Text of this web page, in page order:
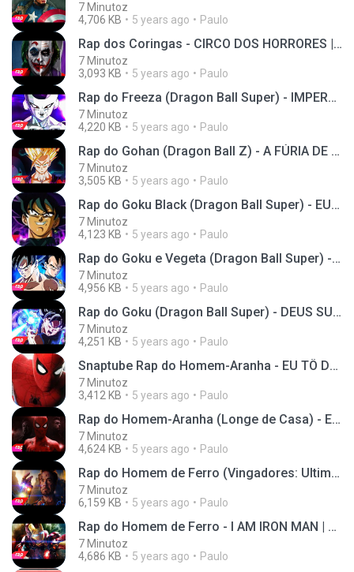
7 Minutoz
4,706 KB
5 years ago Paulo
Rap dos Coringas - CIRCO DOS HORRORES | NERD HITS
7 Minutoz
3,093 KB
5 years ago Paulo
Rap do Freeza (Dragon Ball Super) - IMPERADOR DO UNIVERSO | NERD HITS
7 Minutoz
4,220 KB
5 years ago Paulo
Rap do Gohan (Dragon Ball Z) - A FÚRIA DE UM SAIYAJIN | NERD HITS
7 Minutoz
3,505 KB
5 years ago Paulo
Rap do Goku Black (Dragon Ball Super) - EU SOU A J
7 Minutoz
4,123 KB
5 years ago Paulo
Rap do Goku e Vegeta (Dragon Ball Super) - O HOMEM MAIS FORTE DO UNIVERSO | NERD HITS
7 Minutoz
4,956 KB
5 years ago Paulo
Rap do Goku (Dragon Ball Super) - DEUS SUPER SAIYAJIN | NERD HITS
7 Minutoz
4,251 KB
5 years ago Paulo
Snaptube Rap do Homem-Aranha - EU TÔ DE VOLTA AO LAR | NERD
7 Minutoz
3,412 KB
5 years ago Paulo
Rap do Homem-Aranha (Longe de Casa) - EU TE AMO MIL MILHÕES | NERD HITS
7 Minutoz
4,624 KB
5 years ago Paulo
Rap do Homem de Ferro (Vingadores: Ultimato) - EU SOU O HOMEM DE FERRO | NERD HITS
7 Minutoz
6,159 KB
5 years ago Paulo
Rap do Homem de Ferro - I AM IRON MAN | NERD HITS
7 Minutoz
4,686 KB
5 years ago Paulo